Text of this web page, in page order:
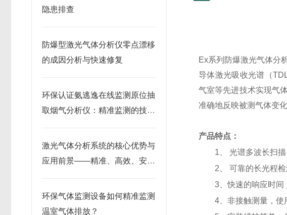
隐患排查
防爆型激光气体分析仪零点漂移
的成因分析与快速修复​
环保认证氨逃逸在线监测原位抽
取烟气分析仪：精准监测的技术
激光气体分析系统的核心优势与
应用前景——精准、高效、安全
环保气体监测设备如何精准监测
温室气体排放？
Ex系列防爆激光气体分
导体激光吸收光谱（
气室等先进技术实现气
准确地反映被测气体变
产品特点：
1、 光谱多波长扫描
2、 可靠的长光程检
3、快速的响应时间
4、非接触测量，使